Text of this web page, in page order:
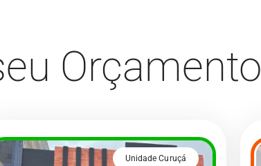
Orçamento
Unidade Curuçá